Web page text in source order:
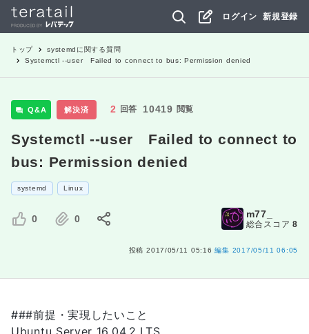
ログイン 新規登録
トップ systemd に関する質問
Systemctl --user Failed to connect to bus: Permission denied
Q&A 解決済 2 回答 10419 閲覧
Systemctl --user Failed to connect to
bus: Permission denied
systemd Linux
0 0 m77_
総合スコア 8
投稿 2017/05/11 05:16 編集 2017/05/11 06:05
###前提・実現したいこと
Ubuntu Server 16.04.2 LTS